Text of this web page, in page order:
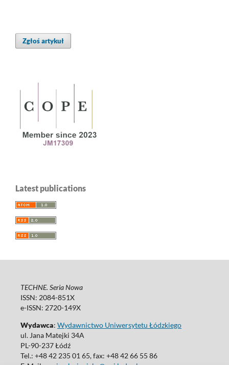
Zgłoś artykuł
Latest publications
TECHNE. Seria Nowa
ISSN: 2084-851X
e-ISSN: 2720-149X
Wydawca: Wydawnictwo Uniwersytetu Łódzkiego
ul. Jana Matejki 34A
PL-90-237 Łódź
Tel.: +48 42 235 01 65, fax: +48 42 66 55 86